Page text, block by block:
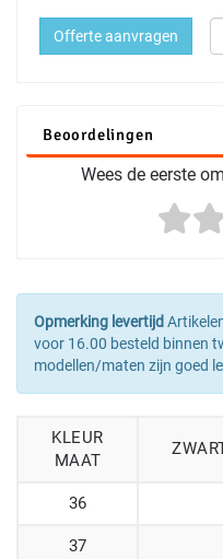
Offerte aanvragen
Beoordelingen
Wees de eerste
Opmerking levertijd
voor 16.00 besteld binnen
modellen/maten zijn goed
KLEUR
MAAT
36
37